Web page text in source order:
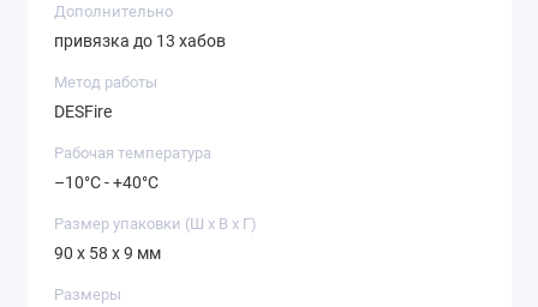
Дополнительно
привязка до 13 хабов
Метод работы
DESFire
Рабочая температура
–10°C - +40°C
Размер упаковки (Ш х В х Г)
90 x 58 x 9 мм
Размеры